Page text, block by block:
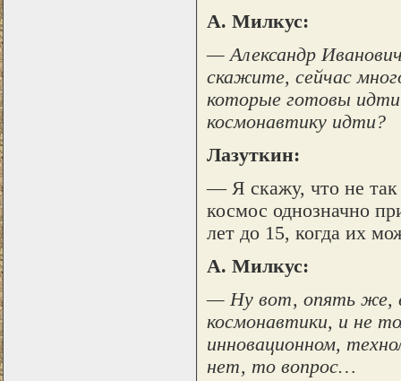
А. Милкус:
— Александр
скажите, сейчас
которые готовы
космонавтику идти?
Лазуткин:
— Я скажу, что не так
космос однозначно
лет до 15, когда их
А. Милкус:
— Ну вот, опять же,
космонавтики, и не
инновационном,
нет, то вопрос…